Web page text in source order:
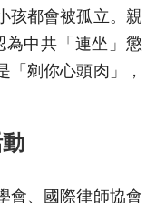
孩都會被孤立。親
中共「連坐」懲
「剜你心頭肉」，
會、國際律師協會